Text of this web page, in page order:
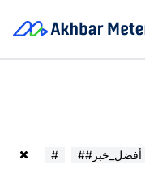
# ##أفضل_خبر